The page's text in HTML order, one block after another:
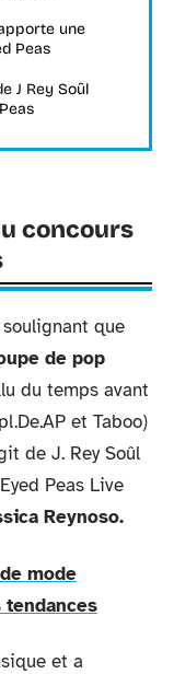
une
Peas
J Rey Soûl
concours
soulignant que
de pop
du temps avant
et Taboo)
de J. Rey Soûl
Peas Live
Reynoso.
mode
et a